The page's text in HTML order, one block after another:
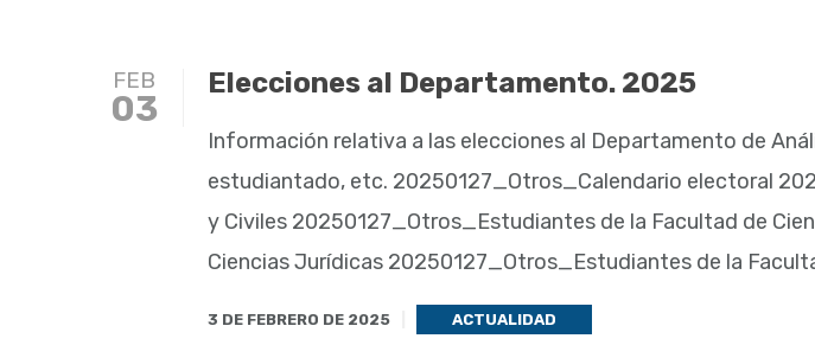
FEB
03
Elecciones al Departamento. 2025
Información relativa a las elecciones al Departamento de
estudiantado, etc. 20250127_Otros_Calendario electoral
y Civiles 20250127_Otros_Estudiantes de la Facultad de
Ciencias Jurídicas 20250127_Otros_Estudiantes de la
3 DE FEBRERO DE 2025 ACTUALIDAD